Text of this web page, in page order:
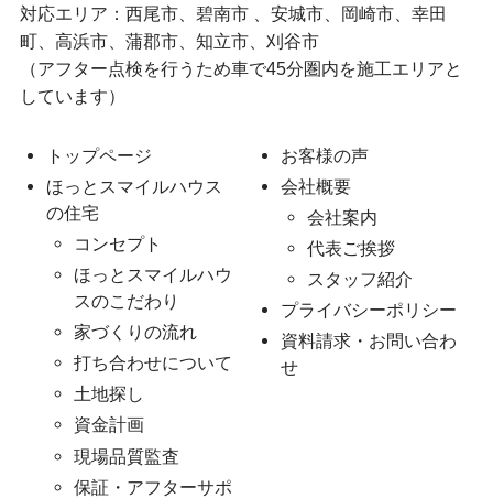
対応エリア：西尾市、碧南市 、安城市、岡崎市、幸田
町、高浜市、蒲郡市、知立市、刈谷市
（アフター点検を行うため車で45分圏内を施工エリアと
しています）
トップページ
ほっとスマイルハウス
の住宅
コンセプト
ほっとスマイルハウ
スのこだわり
家づくりの流れ
打ち合わせについて
土地探し
資金計画
現場品質監査
保証・アフターサポ
お客様の声
会社概要
会社案内
代表ご挨拶
スタッフ紹介
プライバシーポリシー
資料請求・お問い合わ
せ